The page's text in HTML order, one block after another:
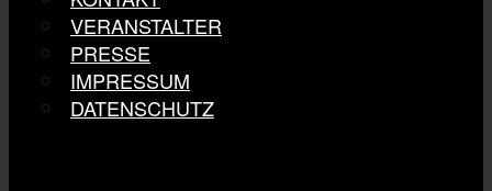
VERANSTALTER
PRESSE
IMPRESSUM
DATENSCHUTZ